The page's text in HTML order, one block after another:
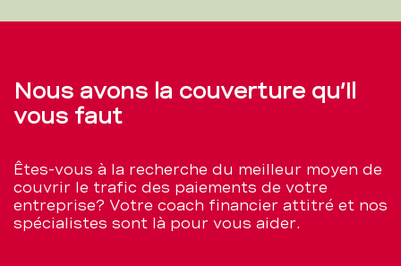
Nous avons la couverture qu’il
vous faut
Êtes-vous à la recherche du meilleur moyen de
couvrir le trafic des paiements de votre
entreprise? Votre coach financier attitré et nos
spécialistes sont là pour vous aider.